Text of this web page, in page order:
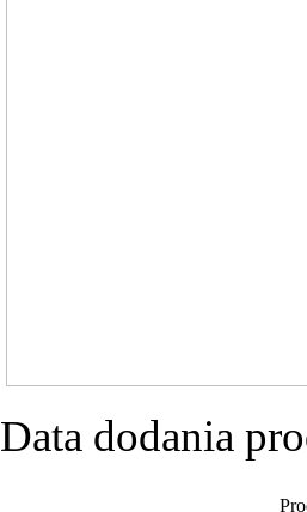
Data dodania